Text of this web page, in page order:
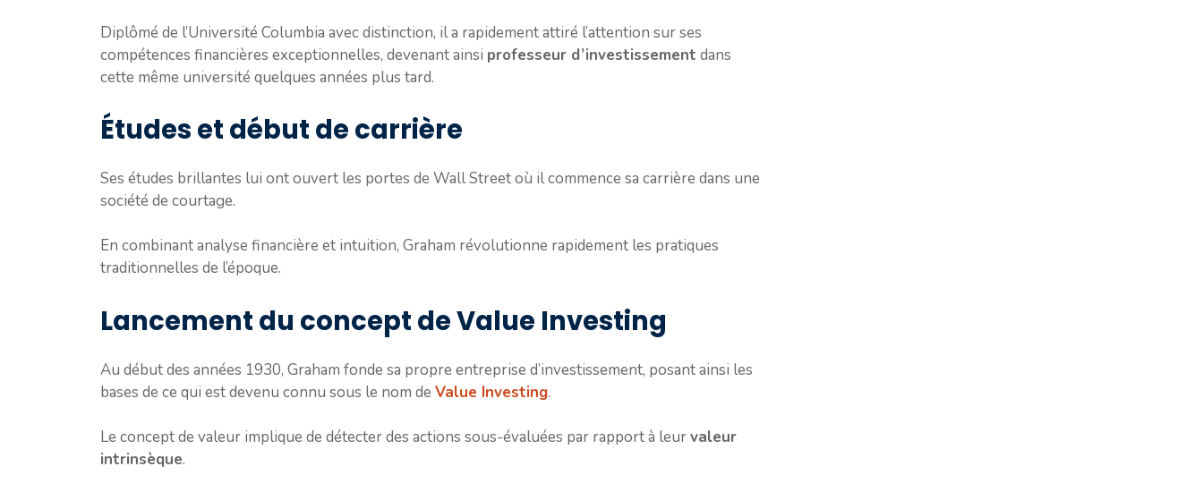
Diplômé de l’Université Columbia avec distinction, il a rapidement attiré l’attention sur ses
compétences financières exceptionnelles, devenant ainsi professeur d’investissement dans
cette même université quelques années plus tard.
Études et début de carrière
Ses études brillantes lui ont ouvert les portes de Wall Street où il commence sa carrière dans une
société de courtage.
En combinant analyse financière et intuition, Graham révolutionne rapidement les pratiques
traditionnelles de l’époque.
Lancement du concept de Value Investing
Au début des années 1930, Graham fonde sa propre entreprise d’investissement, posant ainsi les
bases de ce qui est devenu connu sous le nom de Value Investing.
Le concept de valeur implique de détecter des actions sous-évaluées par rapport à leurvaleur
intrinsèque.